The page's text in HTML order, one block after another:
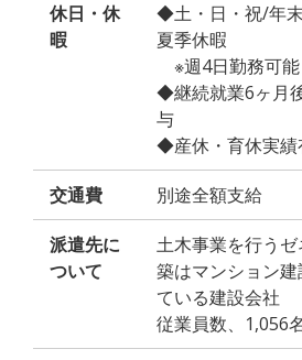
休日・休
暇
◆土・日・祝/年
夏季休暇
※週4日勤務可能
◆継続就業6ヶ月
与
◆産休・育休実績
交通費 別途全額支給
派遣先に
ついて
土木事業を行う
築はマンション
ている建設会社
従業員数、1,056